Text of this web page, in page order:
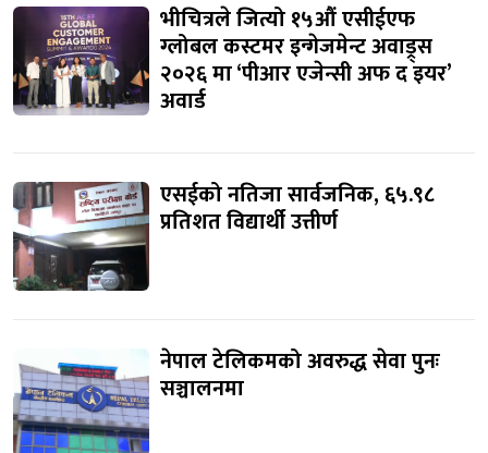
भीचित्रले जित्यो १५औं एसीईएफ
ग्लोबल कस्टमर इन्गेजमेन्ट अवाड्र्स
२०२६ मा ‘पीआर एजेन्सी अफ द इयर’
अवार्ड
एसईको नतिजा सार्वजनिक, ६५.९८
प्रतिशत विद्यार्थी उत्तीर्ण
नेपाल टेलिकमको अवरुद्ध सेवा पुनः
सञ्चालनमा